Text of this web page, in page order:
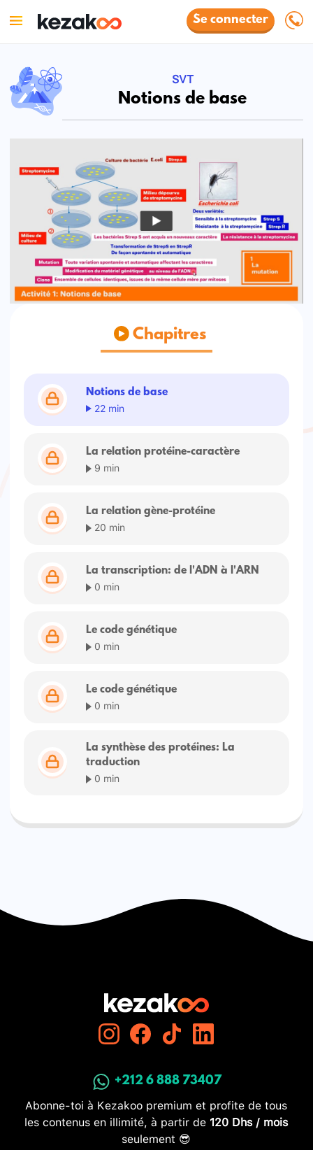
Se connecter
SVT
Notions de base
Chapitres
Notions de base
22 min
La relation protéine-caractère
9 min
La relation gène-protéine
20 min
La transcription: de l'ADN à l'ARN
0 min
Le code génétique
0 min
Le code génétique
0 min
La synthèse des protéines: La
traduction
0 min
+212 6 888 73407
Abonne-toi à Kezakoo premium et profite de tous
les contenus en illimité, à partir de 120 Dhs / mois
seulement 😎